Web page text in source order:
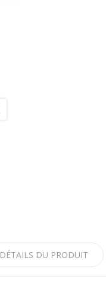
DÉTAILS DU PRODUIT